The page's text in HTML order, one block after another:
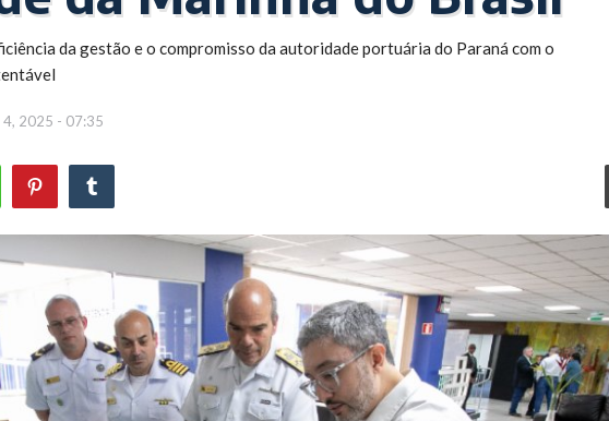
da gestão e o compromisso da autoridade portuária do Paraná com o
4, 2025 - 07:35